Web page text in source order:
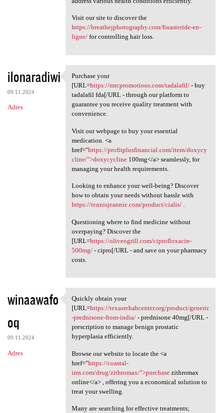
Visit our site to discover the
https://breathejphotography.com/finasteride-en-
ligne/for controlling hair loss.
ilonaradiwi
09.11.2024
Adres
Purchase your [URL=https:/
Purchase your
[URL=https://mrcpromotions.com/tadalafil/- buy
tadalafil fda[/URL - through our platform to
guarantee you receive quality treatment with
convenience.
Visit our webpage to buy your essential
medication. <a
href="https://profitplusfinancial.com/item/doxycy
cline/">doxycycline100mg</a> seamlessly, for
managing your health requirements.
Looking to enhance your well-being? Discover
how to obtain your needs without hassle with
https://tennisjeannie.com/product/cialis/.
Questioning where to find medicine without
overpaying? Discover the
[URL=https://oliveogrill.com/ciprofloxacin-
500mg/- cipro[/URL - and save on your pharmacy
costs.
winaawafo
oq
09.11.2024
Adres
Quickly obtain your [URL
Quickly obtain your
[URL=https://texasrehabcenter.org/product/generic
-prednisone-from-india/- prednisone 40mg[/URL -
prescription to manage benign prostatic
hyperplasia efficiently.
Browse our website to locate the <a
href="https://coastal-
ims.com/drug/zithromax/">purchasezithromax
online</a> , offering you a economical solution to
treat your swelling.
Many are searching for effective treatments;